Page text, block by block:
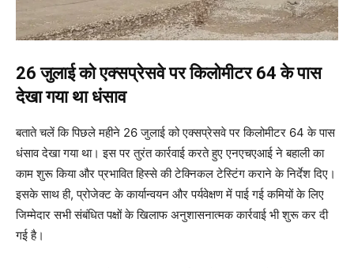
26 जुलाई को एक्सप्रेसवे पर किलोमीटर 64 के पास
देखा गया था धंसाव
बताते चलें कि पिछले महीने 26 जुलाई को एक्सप्रेसवे पर किलोमीटर 64 के पास
धंसाव देखा गया था। इस पर तुरंत कार्रवाई करते हुए एनएचएआई ने बहाली का
काम शुरू किया और प्रभावित हिस्से की टेक्निकल टेस्टिंग कराने के निर्देश दिए।
इसके साथ ही, प्रोजेक्ट के कार्यान्वयन और पर्यवेक्षण में पाई गई कमियों के लिए
जिम्मेदार सभी संबंधित पक्षों के खिलाफ अनुशासनात्मक कार्रवाई भी शुरू कर दी
गई है।